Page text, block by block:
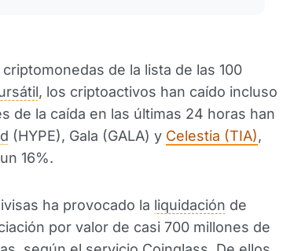
de la lista de las 100
, los criptoactivos han caído incluso
de la caída en las últimas 24 horas han
(HYPE), Gala (GALA) y Celestia (TIA),
16%.
ha provocado la liquidación de
por valor de casi 700 millones de